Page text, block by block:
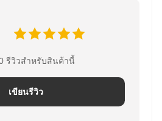
รีวิวสําหรับสินค้านี้
เขียนรีวิว